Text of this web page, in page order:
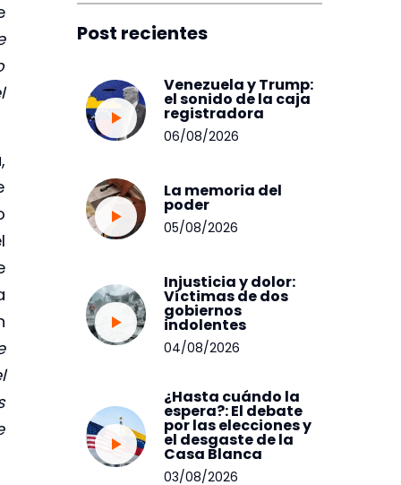
Post recientes
Venezuela y Trump:
el sonido de la caja
registradora
06/08/2026
La memoria del
poder
05/08/2026
Injusticia y dolor:
Víctimas de dos
gobiernos
indolentes
04/08/2026
¿Hasta cuándo la
espera?: El debate
por las elecciones y
el desgaste de la
Casa Blanca
03/08/2026